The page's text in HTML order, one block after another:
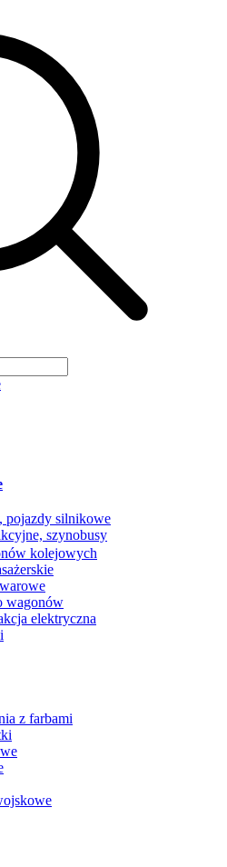
pojazdy silnikowe
szynobusy
kolejowych
wagonów
elektryczna
z farbami